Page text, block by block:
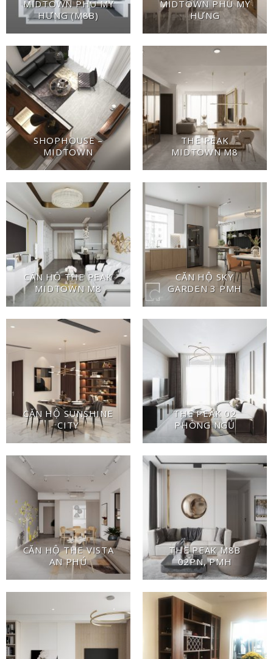
MIDTOWN PHÚ MỸ
HƯNG (M8B)
MIDTOWN PHÚ MỸ
HƯNG
SHOPHOUSE –
MIDTOWN
THE PEAK
MIDTOWN M8
CĂN HỘ THE PEAK
MIDTOWN M8
CĂN HỘ SKY
GARDEN 3 PMH
CĂN HỘ SUNSHINE
CITY
THE PEAK 02
PHÒNG NGỦ
CĂN HỘ THE VISTA
AN PHÚ
THE PEAK M8B
02PN, PMH